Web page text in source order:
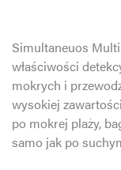
Simultaneuos
właściwości
mokrych i
wysokiej
po mokrej plaży,
samo jak po